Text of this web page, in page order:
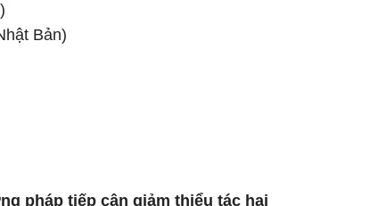
Bản)
pháp tiếp cận giảm thiểu tác hại